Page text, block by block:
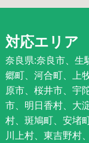
対応エリア
奈良県:奈良市、生
郷町、河合町、上
原市、桜井市、宇
市、明日香村、大
村、斑鳩町、安堵
川上村、東吉野村